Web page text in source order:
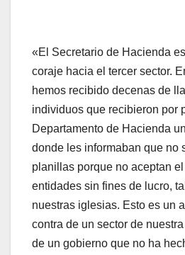
«El Secretario de Hacienda
coraje hacia el tercer sector.
hemos recibido decenas de
individuos que recibieron por
Departamento de Hacienda
donde les informaban que no
planillas porque no aceptan
entidades sin fines de lucro,
nuestras iglesias. Esto es un
contra de un sector de
de un gobierno que no ha